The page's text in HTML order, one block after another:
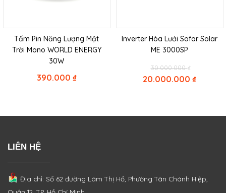
Tấm Pin Năng Lượng Mặt
Trời Mono WORLD ENERGY
30W
390.000 ₫
Inverter Hòa Lưới Sofar Solar
ME 3000SP
30.000.000₫Original
price
was:
20.000.000 ₫
LIÊN HỆ
Địa chỉ: Số 62 đường Lâm Thị Hố, PhườngTân Chánh Hiệp,